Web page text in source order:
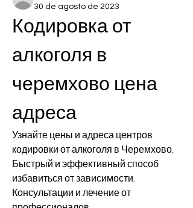
30 de agosto de 2023
Кодировка от
алкоголя в
черемхово цена
адреса
Узнайте цены и адреса центров
кодировки от алкоголя в Черемхово.
Быстрый и эффективный способ
избавиться от зависимости.
Консультации и лечение от